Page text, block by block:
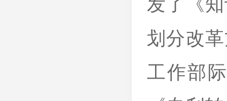
发了《
划分改
工作部